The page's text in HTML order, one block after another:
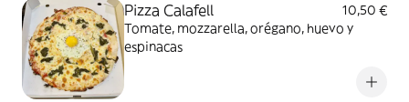
Pizza Calafell
10,50 €
Tomate, mozzarella, orégano, huevo y
espinacas